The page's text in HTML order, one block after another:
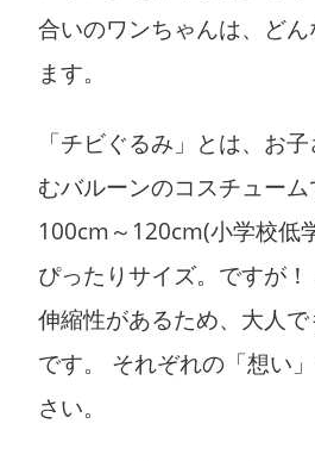
合いのワンちゃんは、ど
ます。
「チビぐるみ」とは、お
むバルーンのコスチュー
100cm～120cm(小学校低
ぴったりサイズ。ですが
伸縮性があるため、大人
です。 それぞれの「想い
さい。